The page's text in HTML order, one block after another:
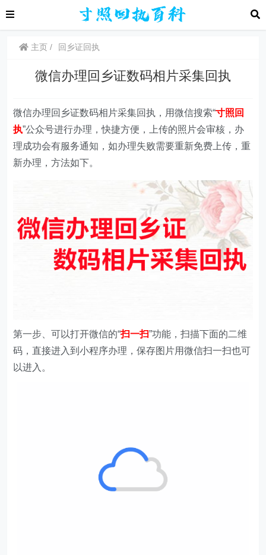
主页 回乡证回执
微信办理回乡证数码相片采集回执
微信办理回乡证数码相片采集回执，用微信搜索“寸照回
执”公众号进行办理，快捷方便，上传的照片会审核，办
理成功会有服务通知，如办理失败需要重新免费上传，重
新办理，方法如下。
第一步、可以打开微信的“扫一扫”功能，扫描下面的二维
码，直接进入到小程序办理，保存图片用微信扫一扫也可
以进入。